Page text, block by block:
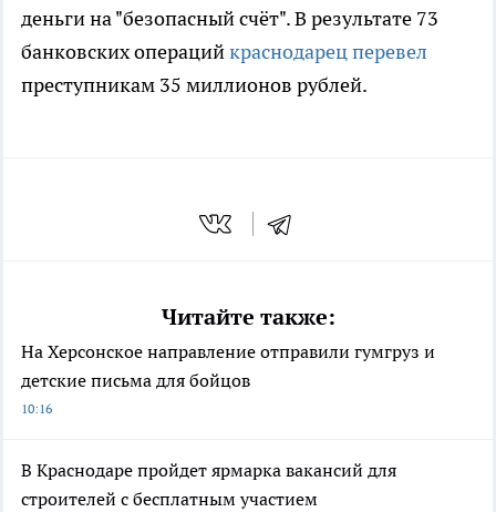
деньги на "безопасный счёт". В результате 73
банковских операцийкраснодарец перевел
преступникам 35 миллионов рублей.
Читайте также:
На Херсонское направление отправили гумгруз и
детские письма для бойцов
10:16
В Краснодаре пройдет ярмарка вакансий для
строителей с бесплатным участием